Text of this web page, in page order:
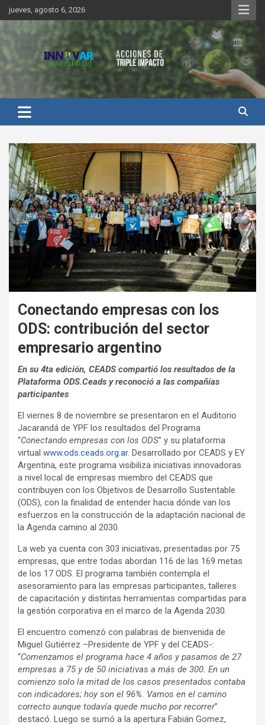
Saltar
al
contenido
jueves, agosto 6, 2026
Innovar Sustentabilidad
Conectando empresas con los
ODS: contribución del sector
empresario argentino
En su 4ta edición, CEADS compartió los resultados de la
Plataforma ODS.Ceads y reconoció a las compañías
participantes
El viernes 8 de noviembre se presentaron en el Auditorio
Jacarandá de YPF los resultados del Programa
“Conectando empresas con los ODS” y su plataforma
virtual www.ods.ceads.org.ar. Desarrollado por CEADS y EY
Argentina, este programa visibiliza iniciativas innovadoras
a nivel local de empresas miembro del CEADS que
contribuyen con los Objetivos de Desarrollo Sustentable
(ODS), con la finalidad de entender hacia dónde van los
esfuerzos en la construcción de la adaptación nacional de
la Agenda camino al 2030.
La web ya cuenta con 303 iniciativas, presentadas por 75
empresas, que entre todas abordan 116 de las 169 metas
de los 17 ODS. El programa también contempla el
asesoramiento para las empresas participantes, talleres
de capacitación y distintas herramientas compartidas para
la gestión corporativa en el marco de la Agenda 2030.
El encuentro comenzó con palabras de bienvenida de
Miguel Gutiérrez –Presidente de YPF y del CEADS-:
“Comenzamos el programa hace 4 años y pasamos de 27
empresas a 75 y de 50 iniciativas a más de 300. En un
comienzo solo la mitad de los casos presentados contaba
con indicadores; hoy son el 96%. Vamos en el camino
correcto aunque todavía quede mucho por recorrer”
destacó. Luego se sumó a la apertura Fabián Gomez,